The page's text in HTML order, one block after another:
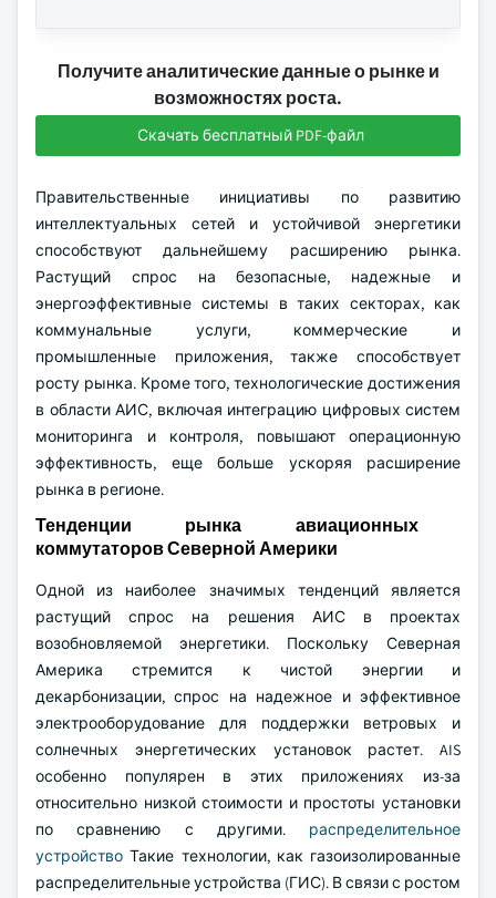
Получите аналитические данные о рынке и
возможностях роста.
Скачать бесплатный PDF-файл
Правительственные инициативы по развитию
интеллектуальных сетей и устойчивой энергетики
способствуют дальнейшему расширению рынка.
Растущий спрос на безопасные, надежные и
энергоэффективные системы в таких секторах, как
коммунальные услуги, коммерческие и
промышленные приложения, также способствует
росту рынка. Кроме того, технологические достижения
в области АИС, включая интеграцию цифровых систем
мониторинга и контроля, повышают операционную
эффективность, еще больше ускоряя расширение
рынка в регионе.
Тенденции рынка авиационных
коммутаторов Северной Америки
Одной из наиболее значимых тенденций является
растущий спрос на решения АИС в проектах
возобновляемой энергетики. Поскольку Северная
Америка стремится к чистой энергии и
декарбонизации, спрос на надежное и эффективное
электрооборудование для поддержки ветровых и
солнечных энергетических установок растет. AIS
особенно популярен в этих приложениях из-за
относительно низкой стоимости и простоты установки
по сравнению с другими. распределительное
устройство Такие технологии, как газоизолированные
распределительные устройства (ГИС). В связи с ростом